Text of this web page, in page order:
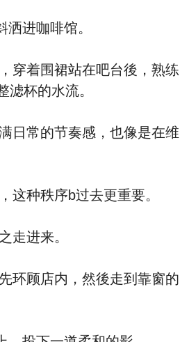
进咖啡馆。
穿着围裙站在吧台後，熟练
滤杯的水流。
日常的节奏感，也像是在维
种秩序b过去更重要。
走进来。
环顾店内，然後走到靠窗的